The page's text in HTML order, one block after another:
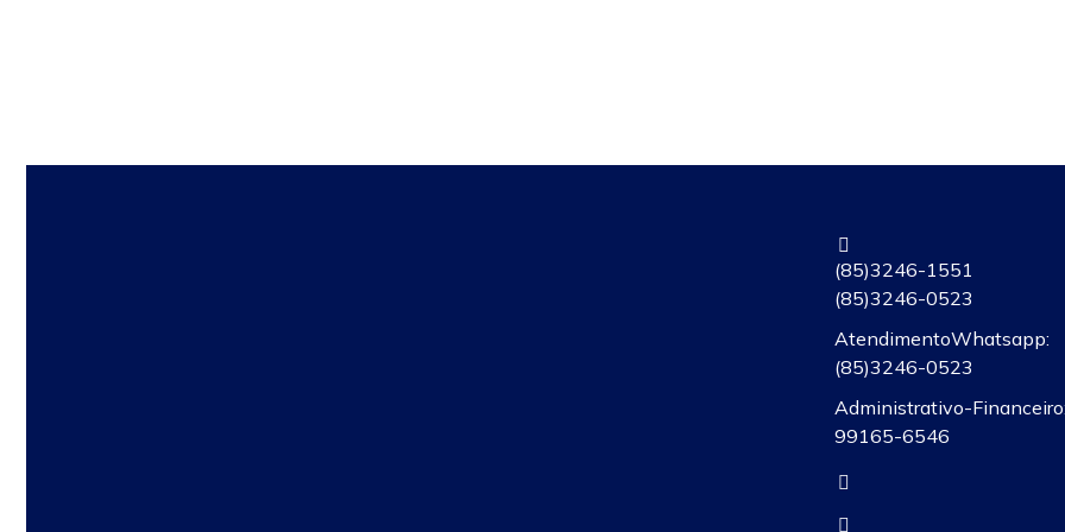
(85) 3246-1551
(85) 3246-0523
Atendimento Whatsapp:
(85)3246-0523
Administrativo-
99165-6546